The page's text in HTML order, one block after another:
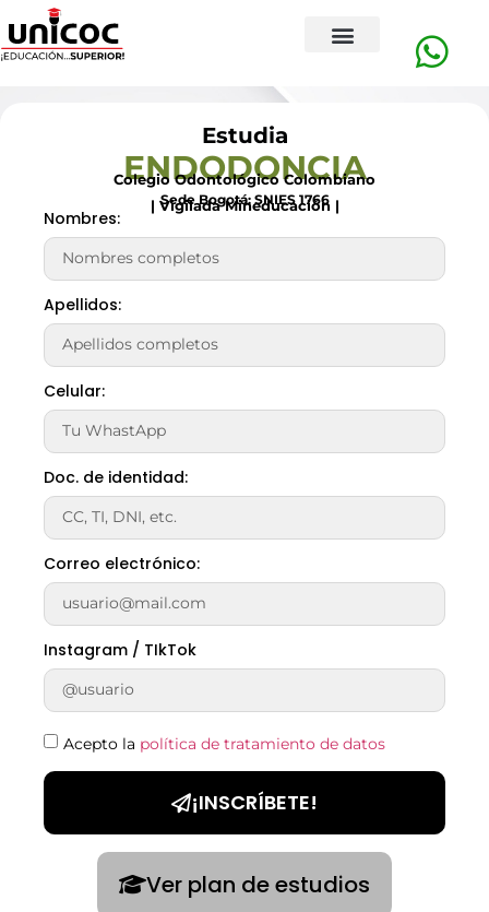
Estudia
ENDODONCIA
Colegio Odontológico Colombiano
| Vigilada Mineducación |
Sede Bogotá: SNIES 1766
Nombres:
Apellidos:
Celular:
Doc. de identidad:
Correo electrónico:
Instagram / TIkTok
Acepto la política de tratamiento de datos
¡INSCRÍBETE!
Ver plan de estudios